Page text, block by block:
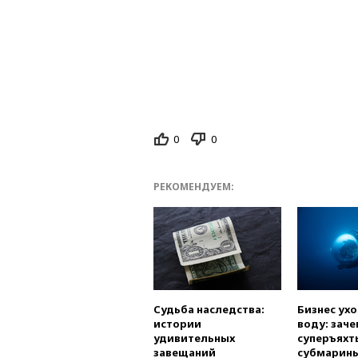
0 0
РЕКОМЕНДУЕМ:
Судьба наследства:
истории
удивительных
завещаний
Бизнес
воду: